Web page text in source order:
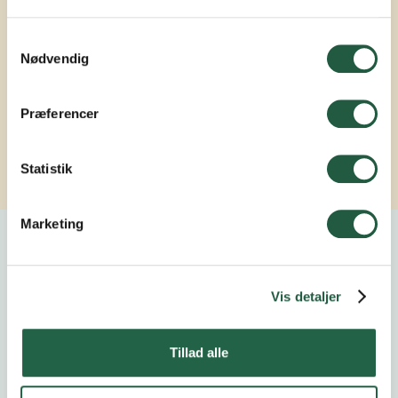
Nødvendig
Præferencer
Statistik
Marketing
Vis detaljer
Tillad alle